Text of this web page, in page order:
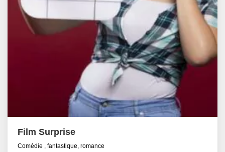
Film Surprise
Comédie , fantastique, romance